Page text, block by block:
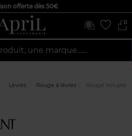
offerte dès 50€
0
une marque…...
Lèvres Rouge à lèvres Rouge Volupté